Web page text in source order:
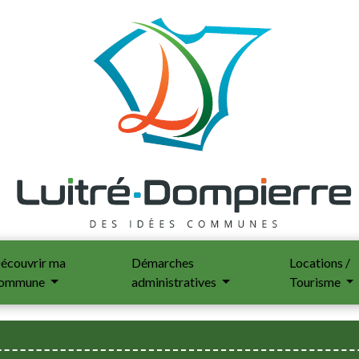
ma
Démarches
administratives
Locations /
Tourisme